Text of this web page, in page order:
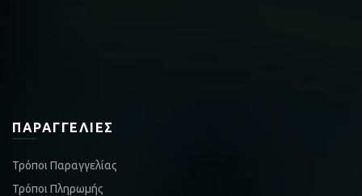
ΠΑΡΑΓΓΕΛΊΕΣ
Τρόποι Παραγγελίας
Τρόποι Πληρωμής